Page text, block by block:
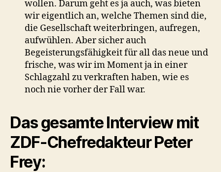
wollen. Darum geht es ja auch, was bieten
wir eigentlich an, welche Themen sind die,
die Gesellschaft weiterbringen, aufregen,
aufwühlen. Aber sicher auch
Begeisterungsfähigkeit für all das neue und
frische, was wir im Moment ja in einer
Schlagzahl zu verkraften haben, wie es
noch nie vorher der Fall war.
Das gesamte Interview mit
ZDF-Chefredakteur Peter
Frey: